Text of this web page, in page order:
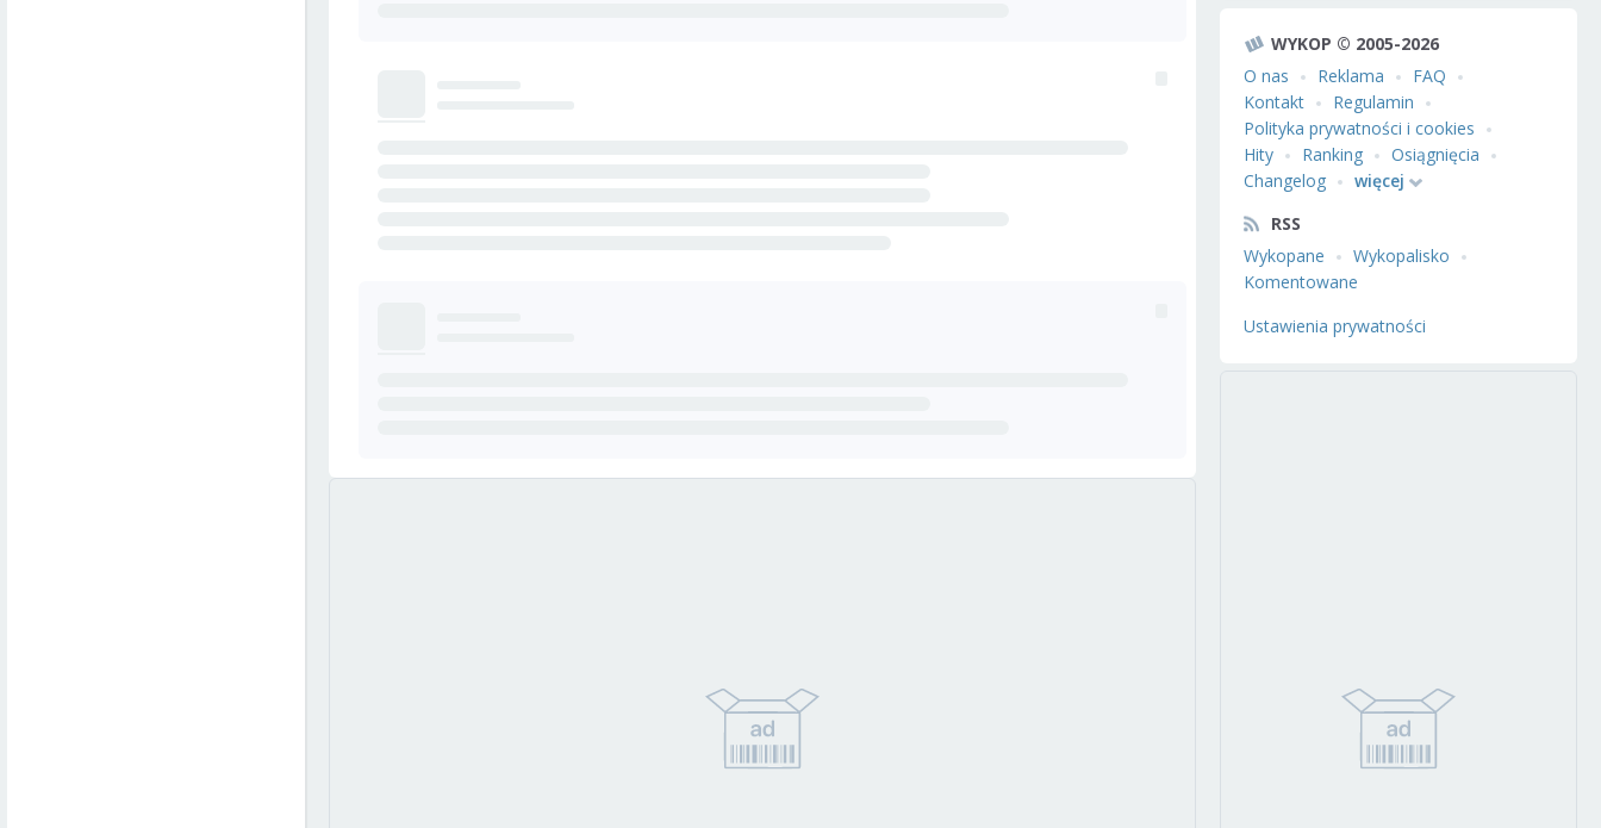
WYKOP © 2005-2026
O nas
Reklama
FAQ
Kontakt
Regulamin
Polityka prywatności i cookies
Hity
Ranking
Osiągnięcia
Changelog
więcej
RSS
Wykopane
Wykopalisko
Komentowane
Ustawienia prywatności